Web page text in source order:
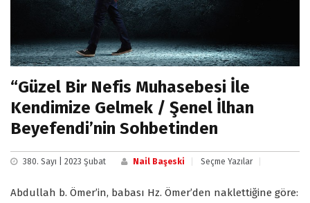
“Güzel Bir Nefis Muhasebesi İle
Kendimize Gelmek / Şenel İlhan
Beyefendi’nin Sohbetinden
380. Sayı | 2023 Şubat Nail Başeski Seçme Yazılar
Abdullah b. Ömer’in, babası Hz. Ömer’den naklettiğine göre: